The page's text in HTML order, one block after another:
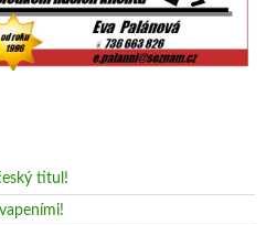
titul!